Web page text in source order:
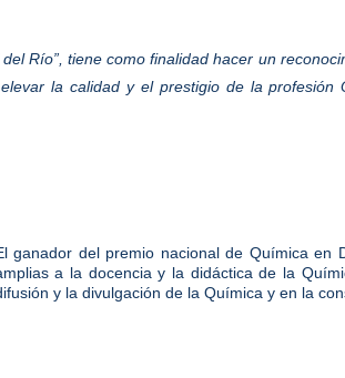
Río”, tiene como finalidad hacer un
la calidad y el prestigio de la
ganador del premio nacional de Química en
a la docencia y la didáctica de la
y la divulgación de la Química y en la